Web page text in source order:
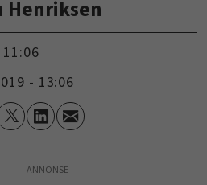
Henriksen
11:06
- 13:06